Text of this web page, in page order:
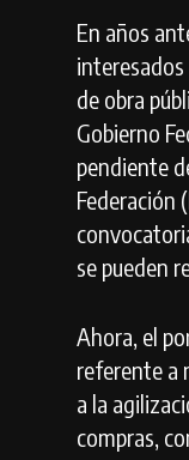
En años
de obra
Gobierno
pendiente
Federación
se pueden
Ahora, el
referente a
a la
compras,